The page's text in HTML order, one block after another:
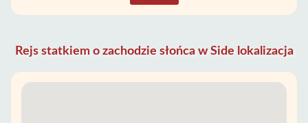
Rejs statkiem o zachodzie słońca w Side lokalizacja